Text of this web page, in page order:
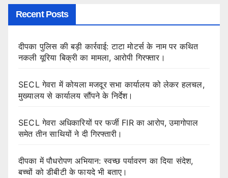
Recent Posts
दीपका पुलिस की बड़ी कार्रवाई: टाटा मोटर्स के नाम पर कथित
नकली यूरिया बिक्री का मामला, आरोपी गिरफ्तार।
SECL गेवरा में कोयला मजदूर सभा कार्यालय को लेकर हलचल,
मुख्यालय से कार्यालय सौंपने के निर्देश।
SECL गेवरा अधिकारियों पर फर्जी FIR का आरोप, उमागोपाल
समेत तीन साथियों ने दी गिरफ्तारी।
दीपका में पौधरोपण अभियान: स्वच्छ पर्यावरण का दिया संदेश,
बच्चों को डीबीटी के फायदे भी बताए।